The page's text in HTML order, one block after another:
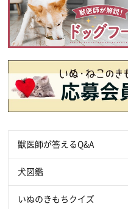
獣医師が答えるQ&A
犬図鑑
いぬのきもちクイズ